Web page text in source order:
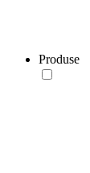
Produse